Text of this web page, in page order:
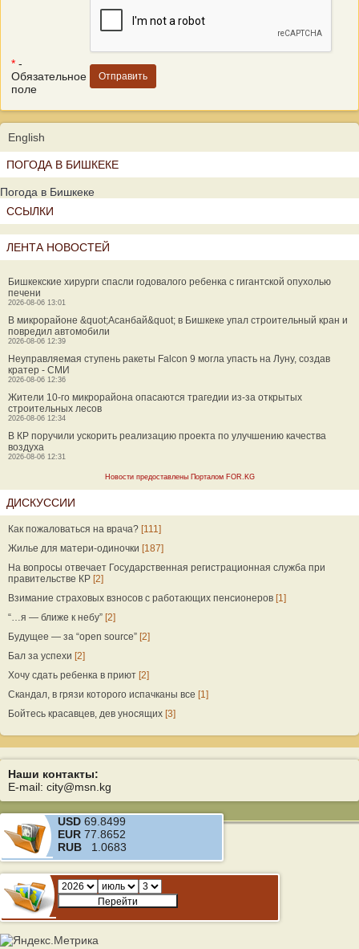
* -
Обязательное
поле
English
ПОГОДА В БИШКЕКЕ
Погода в Бишкеке
ССЫЛКИ
ЛЕНТА НОВОСТЕЙ
Бишкекские хирурги спасли годовалого ребенка с гигантской опухолью
печени
2026-08-06 13:01
В микрорайоне &quot;Асанбай&quot; в Бишкеке упал строительный кран и
повредил автомобили
2026-08-06 12:39
Неуправляемая ступень ракеты Falcon 9 могла упасть на Луну, создав
кратер - СМИ
2026-08-06 12:36
Жители 10-го микрорайона опасаются трагедии из-за открытых
строительных лесов
2026-08-06 12:34
В КР поручили ускорить реализацию проекта по улучшению качества
воздуха
2026-08-06 12:31
Новости предоставлены Порталом FOR.KG
ДИСКУССИИ
Как пожаловаться на врача? [111]
Жилье для матери-одиночки [187]
На вопросы отвечает Государственная регистрационная служба при
правительстве КР [2]
Взимание страховых взносов с работающих пенсионеров [1]
“…я — ближе к небу” [2]
Будущее — за “open source” [2]
Бал за успехи [2]
Хочу сдать ребенка в приют [2]
Скандал, в грязи которого испачканы все [1]
Бойтесь красавцев, дев уносящих [3]
Наши контакты:
E-mail: city@msn.kg
USD 69.8499
EUR 77.8652
RUB 1.0683